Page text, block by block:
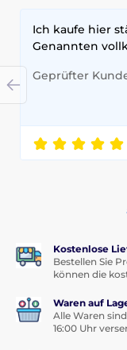
Ich kaufe hier
Genannten
Geprüfter
Kostenlose
Bestellen Sie
können die
Waren auf
Alle Waren
16:00 Uhr